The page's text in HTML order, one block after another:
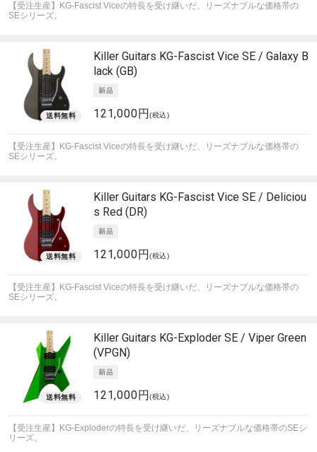
【受注生産】KG-Fascist Viceの特長を受け継いだ、リーズナブルな価格帯の
SEシリーズ。
Killer Guitars KG-Fascist Vice SE / Galaxy B
lack (GB)
121,000円(税込)
【受注生産】KG-Fascist Viceの特長を受け継いだ、リーズナブルな価格帯の
SEシリーズ。
Killer Guitars KG-Fascist Vice SE / Deliciou
s Red (DR)
121,000円(税込)
【受注生産】KG-Fascist Viceの特長を受け継いだ、リーズナブルな価格帯の
SEシリーズ。
Killer Guitars KG-Exploder SE / Viper Green
(VPGN)
121,000円(税込)
【受注生産】KG-Exploderの特長を受け継いだ、リーズナブルな価格帯のSEシ
リーズ。